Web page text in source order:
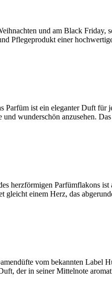
und am Black Friday,
Pflegeprodukt einer
ist ein eleganter Duft für
und wunderschön anzusehen.
herzförmigen Parfümflakons
gleicht einem Herz, das
vom bekannten Label
der in seiner Mittelnote